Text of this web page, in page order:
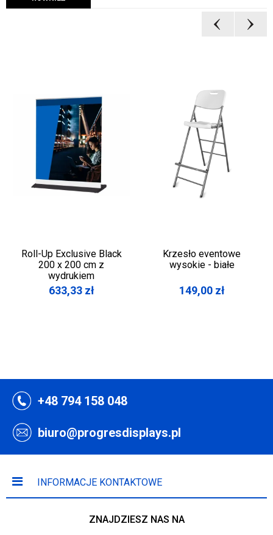
Roll-Up Exclusive Black
200 x 200 cm z
wydrukiem
633,33 zł
Krzesło eventowe
wysokie - białe
149,00 zł
+48 794 158 048
biuro@progresdisplays.pl
INFORMACJE KONTAKTOWE
ZNAJDZIESZ NAS NA